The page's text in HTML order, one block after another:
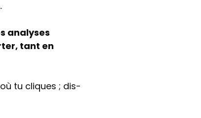
analyses
tant en
tu cliques ; dis-